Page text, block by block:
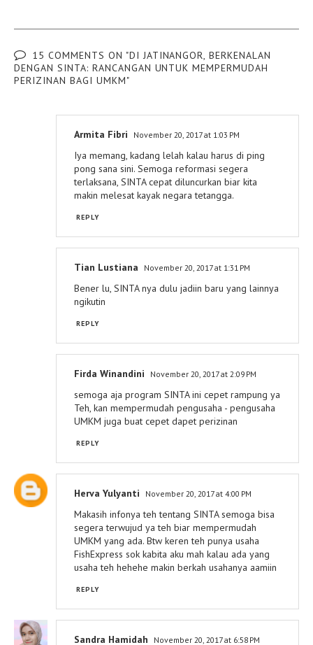
15 COMMENTS ON "DI JATINANGOR, BERKENALAN
DENGAN SINTA: RANCANGAN UNTUK MEMPERMUDAH
PERIZINAN BAGI UMKM"
Armita Fibri November 20, 2017 at 1:03 PM
Iya memang, kadang lelah kalau harus di ping
pong sana sini. Semoga reformasi segera
terlaksana, SINTA cepat diluncurkan biar kita
makin melesat kayak negara tetangga.
REPLY
Tian Lustiana November 20, 2017 at 1:31 PM
Bener lu, SINTA nya dulu jadiin baru yang lainnya
ngikutin
REPLY
Firda Winandini November 20, 2017 at 2:09 PM
semoga aja program SINTA ini cepet rampung ya
Teh, kan mempermudah pengusaha - pengusaha
UMKM juga buat cepet dapet perizinan
REPLY
Herva Yulyanti November 20, 2017 at 4:00 PM
Makasih infonya teh tentang SINTA semoga bisa
segera terwujud ya teh biar mempermudah
UMKM yang ada. Btw keren teh punya usaha
FishExpress sok kabita aku mah kalau ada yang
usaha teh hehehe makin berkah usahanya aamiin
REPLY
Sandra Hamidah November 20, 2017 at 6:58 PM